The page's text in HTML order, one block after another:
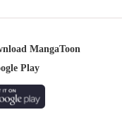
MangaToon
Play